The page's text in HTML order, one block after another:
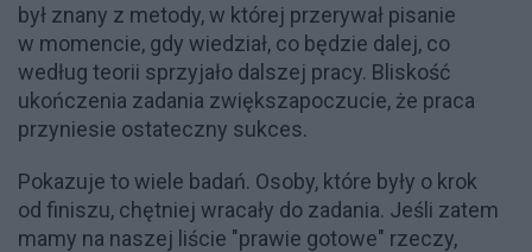
był znany z metody, w której przerywał pisanie
w momencie, gdy wiedział, co będzie dalej, co
według teorii sprzyjało dalszej pracy. Bliskość
ukończenia zadania zwiększapoczucie, że praca
przyniesie ostateczny sukces.
Pokazuje to wiele badań. Osoby, które były o krok
od finiszu, chętniej wracały do zadania. Jeśli zatem
mamy na naszej liście "prawie gotowe" rzeczy,